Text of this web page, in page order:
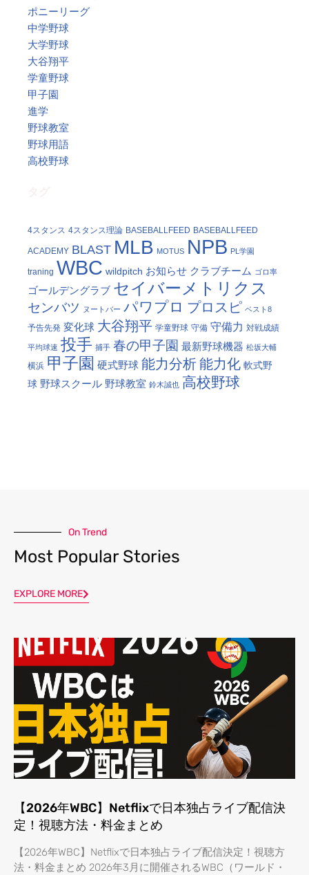
ポニーリーグ
中学野球
大学野球
大谷翔平
学童野球
甲子園
進学
野球教室
野球用語
高校野球
4スタンス 4スタンス理論 BASEBALLFEED BASEBALLFEED
ACADEMY BLAST MLB MOTUS NPB PL学園
traning WBC wildpitch お知らせ クラブチーム ゴロ率
ゴールデングラブ セイバーメトリクス
センバツ ヌートバー パワプロ プロスピ ベスト8
予告先発 変化球 大谷翔平 学童野球 守備 守備力 対戦成績
平均球速 投手 捕手 春の甲子園 最新野球機器 松坂大輔
横浜 甲子園 硬式野球 能力分析能力化 軟式野
球 野球スクール 野球教室 鈴木誠也 高校野球
On Trend
Most Popular Stories
EXPLORE MORE
【2026年WBC】Netflixで日本独占ライブ配信決
定！視聴方法・料金まとめ
【2026年WBC】Netflixで日本独占ライブ配信決定！視聴方
法・料金まとめ 2026年3月に開催されるWBC（ワールド・